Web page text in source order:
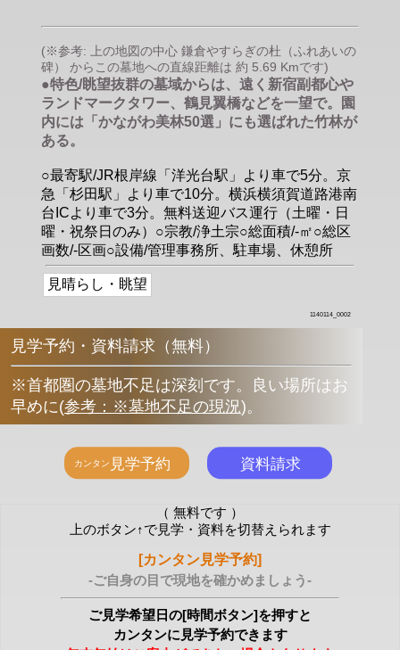
(※参考: 上の地図の中心 鎌倉やすらぎの杜（ふれあいの
碑） からこの墓地への直線距離は 約 5.69 Kmです)
●特色/眺望抜群の墓域からは、遠く新宿副都心や
ランドマークタワー、鶴見翼橋などを一望で。園
内には「かながわ美林50選」にも選ばれた竹林が
ある。
○最寄駅/JR根岸線「洋光台駅」より車で5分。京
急「杉田駅」より車で10分。横浜横須賀道路港南
台ICより車で3分。無料送迎バス運行（土曜・日
曜・祝祭日のみ）○宗教/浄土宗○総面積/-㎡○総区
画数/-区画○設備/管理事務所、駐車場、休憩所
見晴らし・眺望
1140114_0002
見学予約・資料請求（無料）
※首都圏の墓地不足は深刻です。良い場所はお
早めに(参考：※墓地不足の現況)。
（ 無料です ）
上のボタン↑で見学・資料を切替えられます
[カンタン見学予約]
-ご自身の目で現地を確かめましょう-
ご見学希望日の[時間ボタン]を押すと
カンタンに見学予約できます